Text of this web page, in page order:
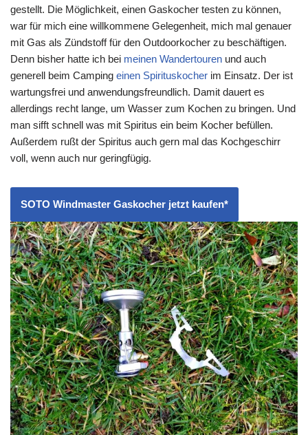
gestellt. Die Möglichkeit, einen Gaskocher testen zu können,
war für mich eine willkommene Gelegenheit, mich mal genauer
mit Gas als Zündstoff für den Outdoorkocher zu beschäftigen.
Denn bisher hatte ich bei meinen Wandertouren und auch
generell beim Camping einen Spirituskocher im Einsatz. Der ist
wartungsfrei und anwendungsfreundlich. Damit dauert es
allerdings recht lange, um Wasser zum Kochen zu bringen. Und
man sifft schnell was mit Spiritus ein beim Kocher befüllen.
Außerdem rußt der Spiritus auch gern mal das Kochgeschirr
voll, wenn auch nur geringfügig.
SOTO Windmaster Gaskocher jetzt kaufen*